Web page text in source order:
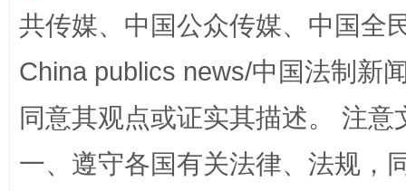
共传媒、中国公众传媒、中国全
China publics news/中国法制新
同意其观点或证实其描述。 注
一、遵守各国有关法律、法规，